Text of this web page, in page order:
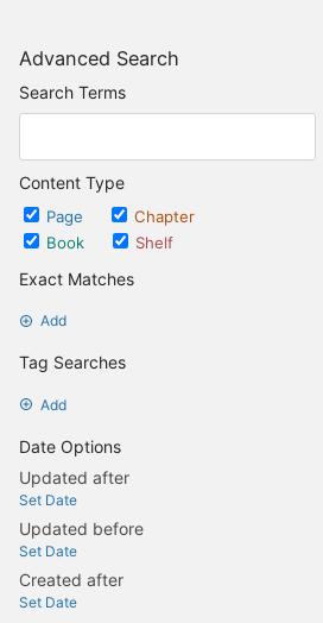
Advanced Search
Search Terms
Content Type
Page
Chapter
Book
Shelf
Exact Matches
Add
Tag Searches
Add
Date Options
Updated after
Set Date
Updated before
Set Date
Created after
Set Date